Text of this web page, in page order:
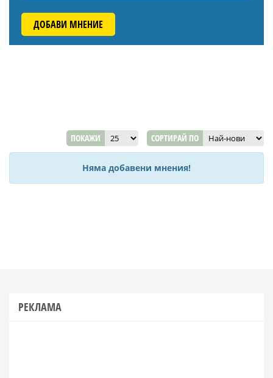
ДОБАВИ МНЕНИЕ
ПОКАЖИ СОРТИРАЙ ПО
Няма добавени мнения!
РЕКЛАМА